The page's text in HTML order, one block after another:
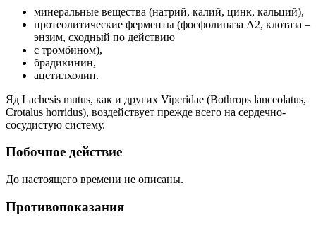
минеральные вещества (натрий, калий, цинк, кальций),
протеолитические ферменты (фосфолипаза A2, клотаза –
энзим, сходный по действию
с тромбином),
брадикинин,
ацетилхолин.
Яд Lachesis mutus, как и других Viperidae (Bothrops lanceolatus,
Crotalus horridus), воздействует прежде всего на сердечно-
сосудистую систему.
Побочное действие
До настоящего времени не описаны.
Противопоказания